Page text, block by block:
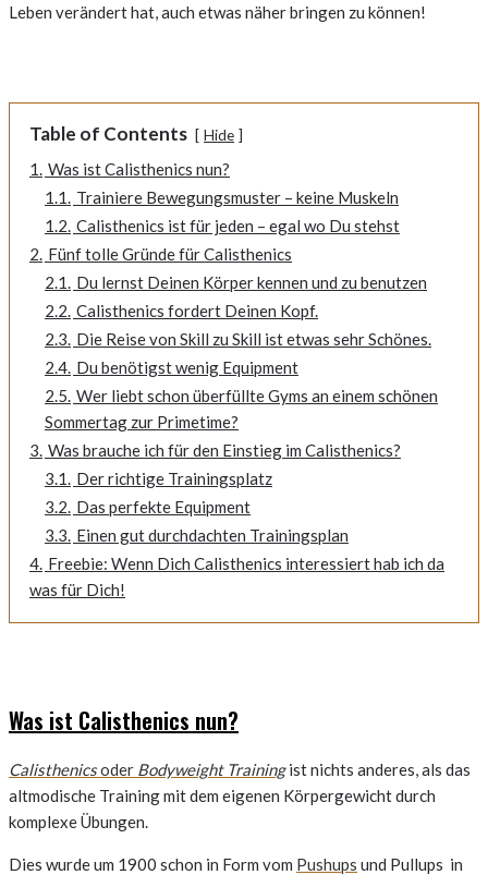
Leben verändert hat, auch etwas näher bringen zu können!
Table of Contents Hide
1. Was ist Calisthenics nun?
1.1. Trainiere Bewegungsmuster – keine Muskeln
1.2. Calisthenics ist für jeden – egal wo Du stehst
2. Fünf tolle Gründe für Calisthenics
2.1. Du lernst Deinen Körper kennen und zu benutzen
2.2. Calisthenics fordert Deinen Kopf.
2.3. Die Reise von Skill zu Skill ist etwas sehr Schönes.
2.4. Du benötigst wenig Equipment
2.5. Wer liebt schon überfüllte Gyms an einem schönen
Sommertag zur Primetime?
3. Was brauche ich für den Einstieg im Calisthenics?
3.1. Der richtige Trainingsplatz
3.2. Das perfekte Equipment
3.3. Einen gut durchdachten Trainingsplan
4. Freebie: Wenn Dich Calisthenics interessiert hab ich da
was für Dich!
Was ist Calisthenics nun?
Calisthenicsoder Bodyweight Trainingist nichts anderes, als das
altmodische Training mit dem eigenen Körpergewicht durch
komplexe Übungen.
Dies wurde um 1900 schon in Form vom Pushups und Pullups in